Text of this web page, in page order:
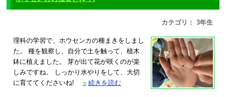
カテゴリ： 3年生
理科の学習で、ホウセンカの種まきをしまし
た。 種を観察し、自分で土を触って、植木
鉢に植えました。 芽が出て花が咲くのが楽
しみですね。 しっかり水やりをして、大切
に育ててくださいね!
» 続きを読む